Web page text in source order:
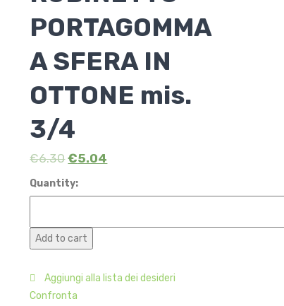
PORTAGOMMA
A SFERA IN
OTTONE mis.
3/4
€6.30 €5.04
Quantity:
Add to cart
Aggiungi alla lista dei desideri
Confronta